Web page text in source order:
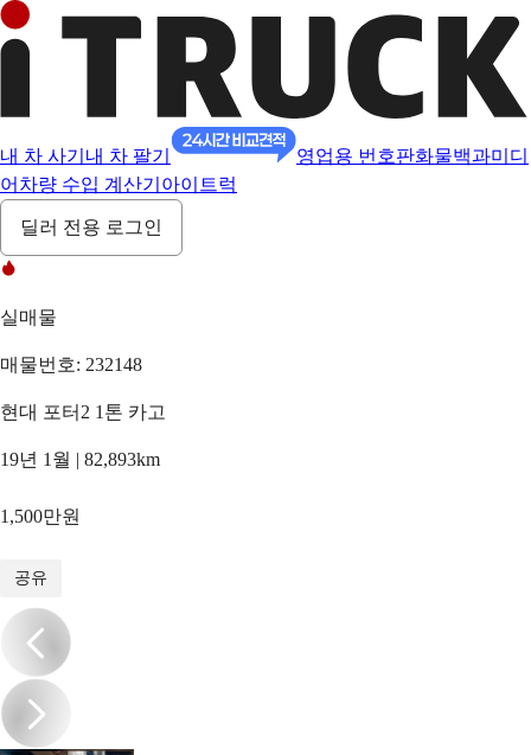
내 차 사기 내 차 팔기 영업용 번호판화물백과미디
어 차량 수입 계산기 아이트럭
딜러 전용 로그인
실매물
매물번호: 232148
현대 포터2 1톤 카고
19년 1월 | 82,893km
1,500만원
공유
/20